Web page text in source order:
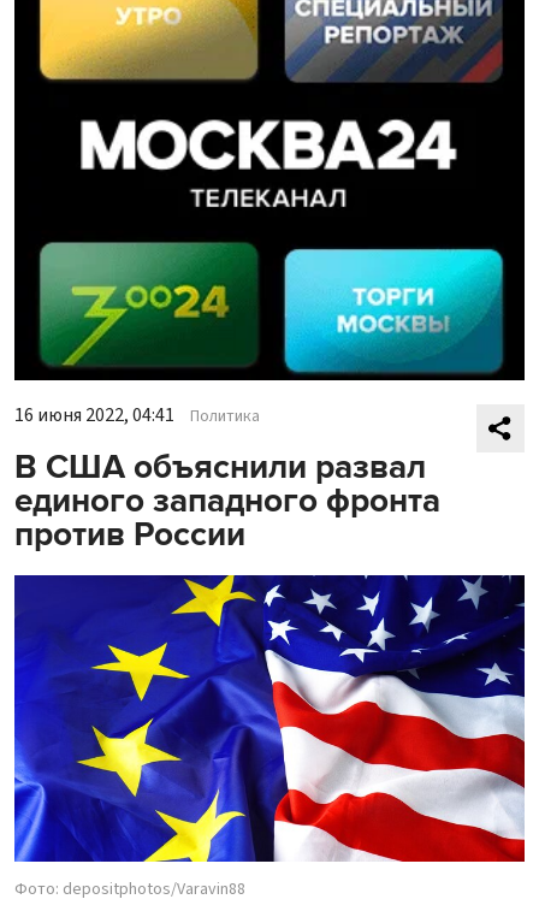
16 июня 2022, 04:41 Политика
В США объяснили развал
единого западного фронта
против России
Фото: depositphotos/Varavin88